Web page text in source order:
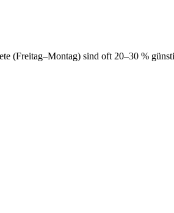
(Freitag–Montag) sind oft 20–30 %